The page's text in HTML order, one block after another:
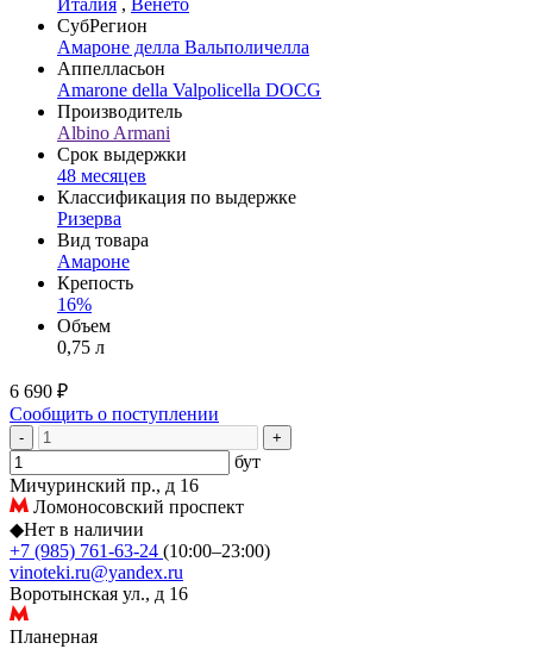
СубРегион
Амароне делла Вальполичелла
Аппелласьон
Amarone della Valpolicella DOCG
Производитель
Albino Armani
Срок выдержки
48 месяцев
Классификация по выдержке
Ризерва
Вид товара
Амароне
Крепость
16%
Объем
0,75 л
6 690 ₽
Сообщить о поступлении
- +
бут
Мичуринский пр., д 16
Ломоносовский проспект
◆Нет в наличии
+7 (985) 761-63-24 (10:00–23:00)
vinoteki.ru@yandex.ru
Воротынская ул., д 16
Планерная